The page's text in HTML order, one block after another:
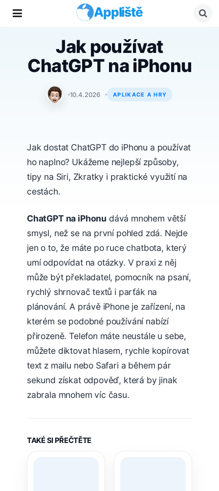
Appliště
Jak používat
ChatGPT na iPhonu
Matyáš Kozák
10.4.2026 APLIKACE A HRY
Jak dostat ChatGPT do iPhonu a používat
ho naplno? Ukážeme nejlepší způsoby,
tipy na Siri, Zkratky i praktické využití na
cestách.
ChatGPT na iPhonu dává mnohem větší
smysl, než se na první pohled zdá. Nejde
jen o to, že máte po ruce chatbota, který
umí odpovídat na otázky. V praxi z něj
může být překladatel, pomocník na psaní,
rychlý shrnovač textů i parťák na
plánování. A právě iPhone je zařízení, na
kterém se podobné používání nabízí
přirozeně. Telefon máte neustále u sebe,
můžete diktovat hlasem, rychle kopírovat
text z mailu nebo Safari a během pár
sekund získat odpověď, která by jinak
zabrala mnohem víc času.
TAKÉ SI PŘEČTĚTE